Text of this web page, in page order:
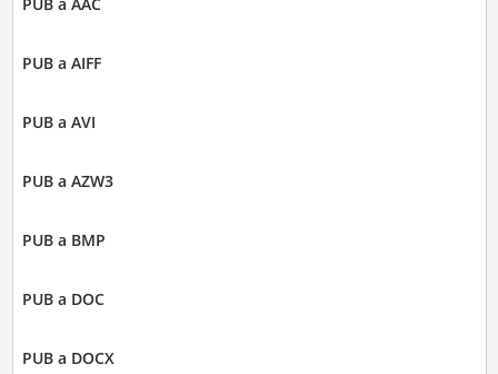
PUB a AAC
PUB a AIFF
PUB a AVI
PUB a AZW3
PUB a BMP
PUB a DOC
PUB a DOCX